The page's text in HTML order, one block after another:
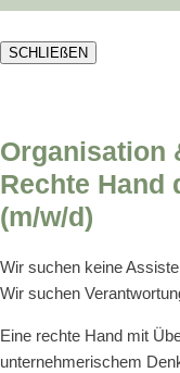
SCHLIEßEN
Organisation
Rechte Hand
(m/w/d)
Wir suchen keine
Wir suchen
Eine rechte Hand mit
unternehmerischem